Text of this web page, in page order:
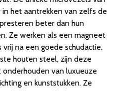
het aantrekken van zelfs de
beter dan hun
Ze werken als een magneet
na een goede schudactie.
houten steel, zijn deze
onderhouden van luxueuze
en kunststukken. Ze